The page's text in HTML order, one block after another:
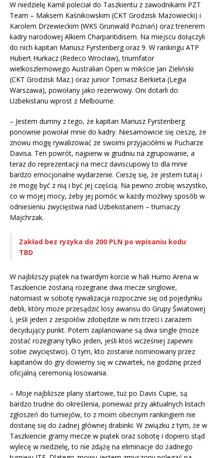
W niedzielę Kamil poleciał do Taszkientu z zawodnikami PZT
Team – Maksem Kaśnikowskim (CKT Grodzisk Mazowiecki) i
Karolem Drzewieckim (WKS Grunwald Poznań) oraz trenerem
kadry narodowej Alkiem Charpantidisem. Na miejscu dołączyli
do nich kapitan Mariusz Fyrstenberg oraz 9. W rankingu ATP
Hubert Hurkacz (Redeco Wrocław), triumfator
wielkoszlemowego Australian Open w mikście Jan Zieliński
(CKT Grodzisk Maz.) oraz junior Tomasz Berkieta (Legia
Warszawa), powołany jako rezerwowy. Oni dotarli do
Uzbekistanu wprost z Melbourne.
– Jestem dumny z tego, że kapitan Mariusz Fyrstenberg
ponownie powołał mnie do kadry. Niesamowicie się cieszę, że
znowu mogę rywalizować ze swoimi przyjaciółmi w Pucharze
Davisa. Ten powrót, najpierw w grudniu na zgrupowanie, a
teraz do reprezentacji na mecz daviscupowy to dla mnie
bardzo emocjonalne wydarzenie. Cieszę się, że jestem tutaj i
że mogę być z nią i być jej częścią. Na pewno zrobię wszystko,
co w mojej mocy, żeby jej pomóc w każdy możliwy sposób w
odniesieniu zwycięstwa nad Uzbekistanem – tłumaczy
Majchrzak.
Zakład bez ryzyka do 200 PLN po wpisaniu kodu
TBD
W najbliższy piątek na twardym korcie w hali Humo Arena w
Taszkiencie zostaną rozegrane dwa mecze singlowe,
natomiast w sobotę rywalizacja rozpocznie się od pojedynku
debli, który może przesądzić losy awansu do Grupy Światowej
I, jeśli jeden z zespołów zdobędzie w nim trzeci i zarazem
decydujący punkt. Potem zaplanowane są dwa single (może
zostać rozegrany tylko jeden, jeśli ktoś wcześniej zapewni
sobie zwycięstwo). O tym, kto zostanie nominowany przez
kapitanów do gry dowiemy się w czwartek, na godzinę przed
oficjalną ceremonią losowania.
– Moje najbliższe plany startowe, tuż po Davis Cupie, są
bardzo trudne do określenia, ponieważ przy aktualnych listach
zgłoszeń do turniejów, to z moim obecnym rankingiem nie
dostanę się do żadnej głównej drabinki. W związku z tym, że w
Taszkiencie gramy mecze w piątek oraz sobotę i dopiero stąd
wylecę w niedzielę, to nie zdążę na eliminacje do żadnego